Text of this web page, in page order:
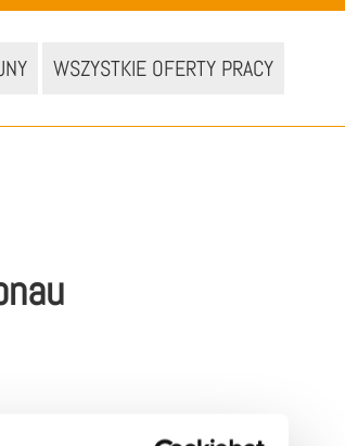
WSZYSTKIE OFERTY PRACY